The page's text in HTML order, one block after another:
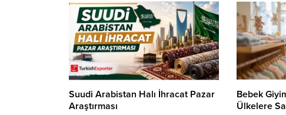
ihracat şirketlerine yönelik sandalye
ihracat pazar araştırması ve yüzlerce
ithalatçı firma, dağıtım toptancısı hizmet
şirket adresleri, iletişim bilgileri ve...
Nargile ve
talepleri
nargile
takımı,
Suudi Arabistan Halı İhracat Pazar
Araştırması
Bebek
Ülkelere